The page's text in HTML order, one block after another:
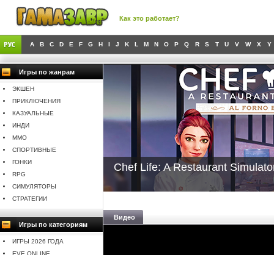
Как это работает?
A B C D E F G H I J K L M N O P Q R S T U V W X Y
Игры по жанрам
ЭКШЕН
ПРИКЛЮЧЕНИЯ
КАЗУАЛЬНЫЕ
ИНДИ
MMO
СПОРТИВНЫЕ
ГОНКИ
RPG
СИМУЛЯТОРЫ
СТРАТЕГИИ
Игры по категориям
ИГРЫ 2026 ГОДА
EVE ONLINE
Chef Life: A Restaurant
Видео